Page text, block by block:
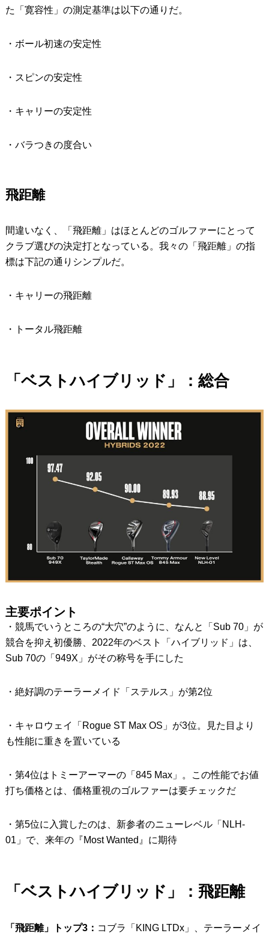
た「寛容性」の測定基準は以下の通りだ。
・ボール初速の安定性
・スピンの安定性
・キャリーの安定性
・バラつきの度合い
飛距離
間違いなく、「飛距離」はほとんどのゴルファーにとって
クラブ選びの決定打となっている。我々の「飛距離」の指
標は下記の通りシンプルだ。
・キャリーの飛距離
・トータル飛距離
「ベストハイブリッド」：総合
主要ポイント
・競馬でいうところの“大穴”のように、なんと「Sub 70」が
競合を抑え初優勝、2022年のベスト「ハイブリッド」は、
Sub 70の「949X」がその称号を手にした
・絶好調のテーラーメイド「ステルス」が第2位
・キャロウェイ「Rogue ST Max OS」が3位。見た目より
も性能に重きを置いている
・第4位はトミーアーマーの「845 Max」。この性能でお値
打ち価格とは、価格重視のゴルファーは要チェックだ
・第5位に入賞したのは、新参者のニューレベル「NLH-
01」で、来年の『Most Wanted』に期待
「ベストハイブリッド」：飛距離
「飛距離」トップ3： コブラ「KING LTDx」、テーラーメイ